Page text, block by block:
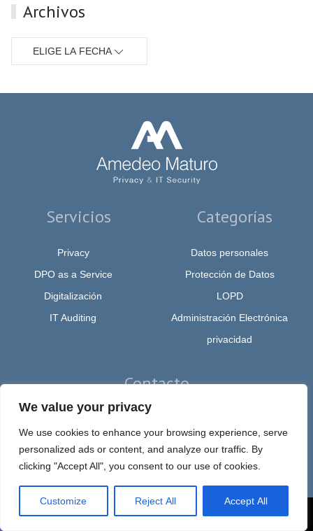
We value your privacy
We use cookies to enhance your browsing experience, serve
personalized ads or content, and analyze our traffic. By
clicking "Accept All", you consent to our use of cookies.
Customize Reject All Accept All
Archivos
ELIGE LA FECHA
Servicios
Privacy
DPO as a Service
Digitalización
IT Auditing
Categorías
Datos personales
Protección de Datos
LOPD
Administración Electrónica
privacidad
Contacto
(+34) 639 619 229
amedeo@amedeomaturo.com
Av. Rambla Méndez Núnez, 12, Alicante 03002, España